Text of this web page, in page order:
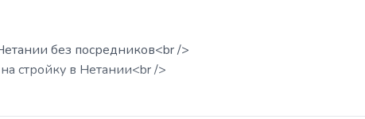
без посредников<br />
стройку в Нетании<br />